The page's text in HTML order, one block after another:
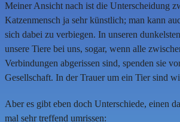
Meiner Ansicht nach ist die Unterscheidung
Katzenmensch ja sehr künstlich; man kann
sich dabei zu verbiegen. In unseren
unsere Tiere bei uns, sogar, wenn alle
Verbindungen abgerissen sind, spenden sie
Gesellschaft. In der Trauer um ein Tier sind
Aber es gibt eben doch Unterschiede, einen
mal sehr treffend umrissen: